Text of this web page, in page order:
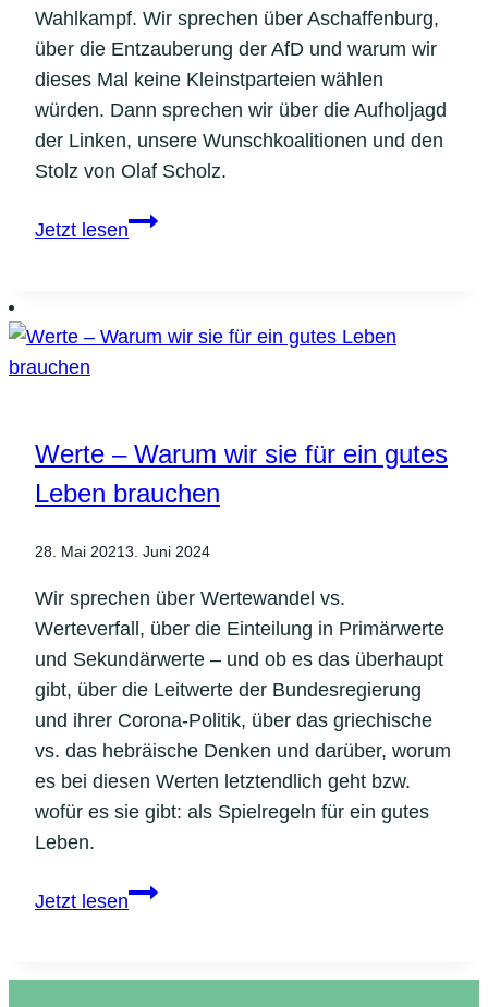
Wahlkampf. Wir sprechen über Aschaffenburg,
über die Entzauberung der AfD und warum wir
dieses Mal keine Kleinstparteien wählen
würden. Dann sprechen wir über die Aufholjagd
der Linken, unsere Wunschkoalitionen und den
Stolz von Olaf Scholz.
Jetzt lesenWahlsinn
Wahlkrampf
Werte – Warum wir sie für ein gutes
Leben brauchen
28. Mai 20213. Juni 2024
Wir sprechen über Wertewandel vs.
Werteverfall, über die Einteilung in Primärwerte
und Sekundärwerte – und ob es das überhaupt
gibt, über die Leitwerte der Bundesregierung
und ihrer Corona-Politik, über das griechische
vs. das hebräische Denken und darüber, worum
es bei diesen Werten letztendlich geht bzw.
wofür es sie gibt: als Spielregeln für ein gutes
Leben.
Jetzt lesenWerte
wir